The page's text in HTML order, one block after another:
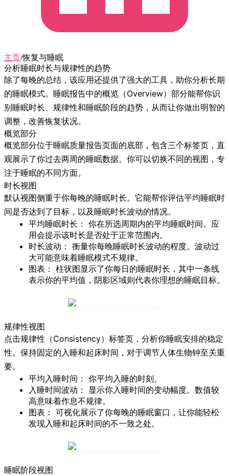
主页/恢复与睡眠
分析睡眠时长与规律性的趋势
除了每晚的总结，该应用还提供了强大的工具，助你分析长期
的睡眠模式。睡眠报告中的概览 （Overview）部分能帮你识
别睡眠时长、规律性和睡眠阶段的趋势，从而让你做出明智的
调整，改善恢复状况。
概览部分
概览部分位于睡眠质量报告页面的底部，包含三个标签页，直
观展示了你过去两周的睡眠数据。你可以切换不同的视图，专
注于睡眠的不同方面。
时长视图
默认视图侧重于你每晚的睡眠时长。它能帮你评估平均睡眠时
间是否达到了目标，以及睡眠时长波动的情况。
平均睡眠时长： 你在所选周期内的平均睡眠时间。应
用会提示该时长是否处于正常范围内。
时长波动： 衡量你每晚睡眠时长波动的程度。波动过
大可能意味着睡眠模式不规律。
图表： 柱状图显示了你每日的睡眠时长，其中一条线
表示你的平均值，阴影区域则代表你理想的睡眠目标。
规律性视图
点击规律性 （Consistency）标签页，分析你睡眠安排的稳定
性。保持固定的入睡和起床时间，对于调节人体生物钟至关重
要。
平均入睡时间： 你平均入睡的时刻。
入睡时间波动：
显示你入睡时间的变动幅度。数值较
高意味着作息不规律。
图表： 可视化展示了你每晚的睡眠窗口，让你能轻松
发现入睡和起床时间的不一致之处。
睡眠阶段视图